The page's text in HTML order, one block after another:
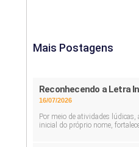
Mais Postagens
Reconhecendo a Letra
16/07/2026
Por meio de atividades
inicial do próprio nome,